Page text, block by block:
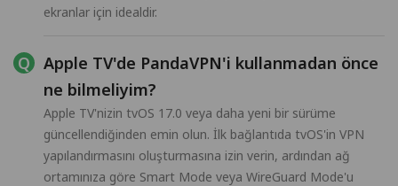
ekranlar için idealdir.
Apple TV'de PandaVPN'i kullanmadan önce
ne bilmeliyim?
Apple TV'nizin tvOS 17.0 veya daha yeni bir sürüme
güncellendiğinden emin olun. İlk bağlantıda tvOS'in VPN
yapılandırmasını oluşturmasına izin verin, ardından ağ
ortamınıza göre Smart Mode veya WireGuard Mode'u